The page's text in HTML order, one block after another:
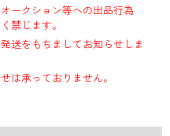
ークション等への出品行為
禁じます。
送をもちましてお知らせしま
は承っておりません。